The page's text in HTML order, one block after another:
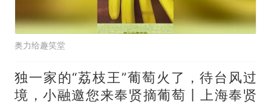
奥力给趣笑堂
独一家的“荔枝王”葡萄火了，待台风过
境，小融邀您来奉贤摘葡萄丨上海奉贤